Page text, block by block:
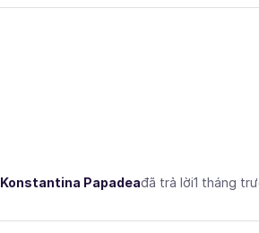
Konstantina Papadeađã trả lời1 tháng